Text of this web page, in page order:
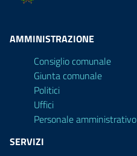
AMMINISTRAZIONE
Consiglio comunale
Giunta comunale
Politici
Uffici
Personale amministrativo
SERVIZI